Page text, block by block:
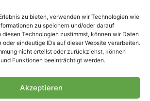
zu bieten, verwenden wir Technologien wie
zu speichern und/oder darauf
diesen Technologien zustimmst, können wir Daten
eindeutige IDs auf dieser Website verarbeiten.
nicht erteilst oder zurückziehst, können
Funktionen beeinträchtigt werden.
Akzeptieren
ist ein
Magazin
1868-
auch